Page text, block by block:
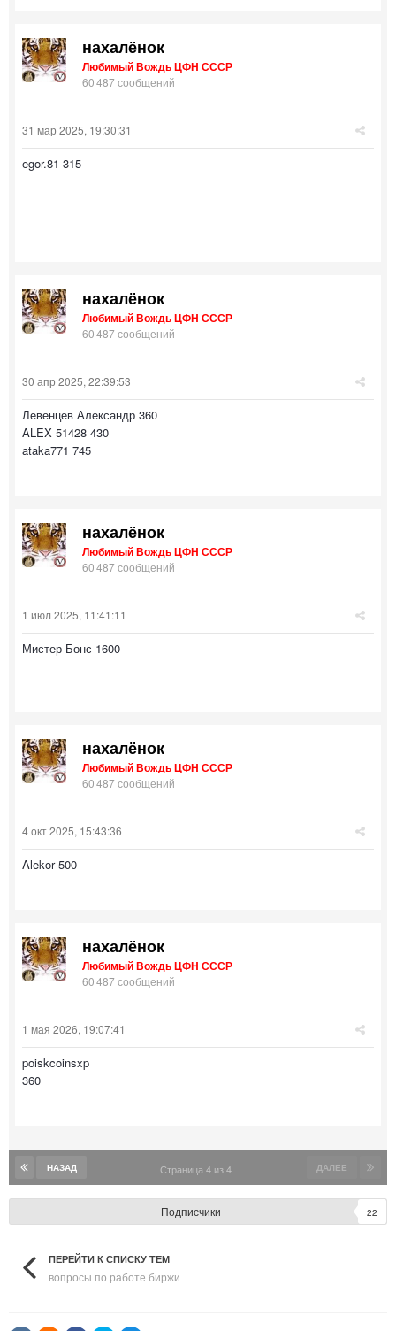
нахалёнок
Любимый Вождь ЦФН СССР
60 487 сообщений
31 мар 2025, 19:30:31
egor.81 315
нахалёнок
Любимый Вождь ЦФН СССР
60 487 сообщений
30 апр 2025, 22:39:53
Левенцев Александр 360
ALEX 51428 430
ataka771 745
нахалёнок
Любимый Вождь ЦФН СССР
60 487 сообщений
1 июл 2025, 11:41:11
Мистер Бонс 1600
нахалёнок
Любимый Вождь ЦФН СССР
60 487 сообщений
4 окт 2025, 15:43:36
Alekor 500
нахалёнок
Любимый Вождь ЦФН СССР
60 487 сообщений
1 мая 2026, 19:07:41
poiskcoinsxp
360
НАЗАД ДАЛЕЕ
Страница 4 из 4
Подписчики 22
ПЕРЕЙТИ К СПИСКУ ТЕМ
вопросы по работе биржи